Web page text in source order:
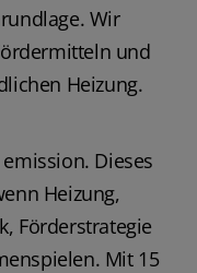
Wir
und
Heizung.
Dieses
Heizung,
Förderstrategie
Mit 15